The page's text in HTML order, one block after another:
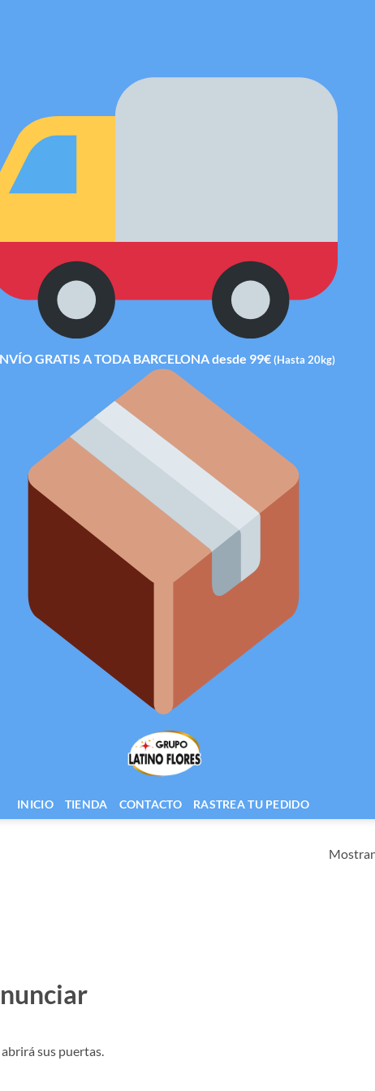
GRATIS A TODA BARCELONA desde 99€(Hasta 20kg)
INICIO TIENDA CONTACTO RASTREA TU PEDIDO
sus puertas.